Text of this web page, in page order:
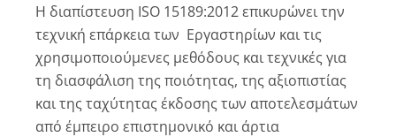
Η διαπίστευση ISO 15189:2012 επικυρώνει την
τεχνική επάρκεια των Εργαστηρίων και τις
χρησιμοποιούμενες μεθόδους και τεχνικές για
τη διασφάλιση της ποιότητας, της αξιοπιστίας
και της ταχύτητας έκδοσης των αποτελεσμάτων
από έμπειρο επιστημονικό και άρτια